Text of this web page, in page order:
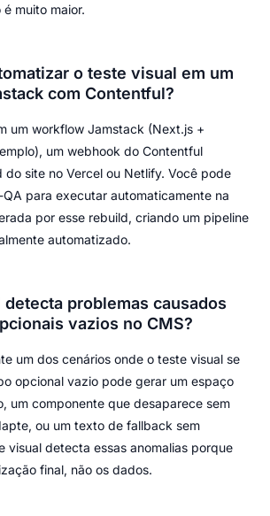
muito maior.
o teste visual em um
com Contentful?
um workflow Jamstack (Next.js +
um webhook do Contentful
do site no Vercel ou Netlify. Você pode
para executar automaticamente na
por esse rebuild, criando um pipeline
automatizado.
problemas causados
vazios no CMS?
um dos cenários onde o teste visual se
opcional vazio pode gerar um espaço
um componente que desaparece sem
ou um texto de fallback sem
visual detecta essas anomalias porque
final, não os dados.